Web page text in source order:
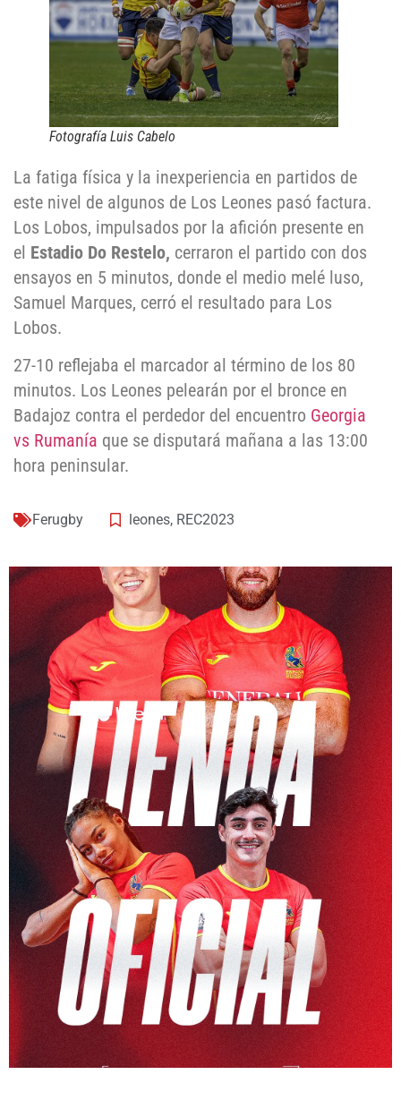
Fotografía Luis Cabelo
La fatiga física y la inexperiencia en partidos de
este nivel de algunos de Los Leones pasó factura.
Los Lobos, impulsados por la afición presente en
el Estadio Do Restelo, cerraron el partido con dos
ensayos en 5 minutos, donde el medio melé luso,
Samuel Marques, cerró el resultado para Los
Lobos.
27-10 reflejaba el marcador al término de los 80
minutos. Los Leones pelearán por el bronce en
Badajoz contra el perdedor del encuentro Georgia
vs Rumanía que se disputará mañana a las 13:00
hora peninsular.
Ferugby leones, REC2023